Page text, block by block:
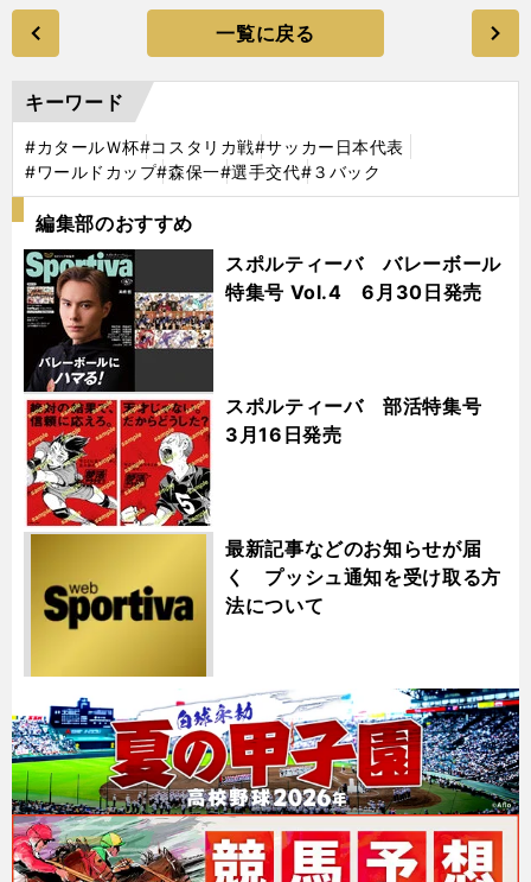
一覧に戻る
キーワード
#カタールＷ杯#コスタリカ戦#サッカー日本代表
#ワールドカップ#森保一#選手交代#３バック
編集部のおすすめ
スポルティーバ バレーボール
特集号 Vol.4 6月30日発売
スポルティーバ 部活特集号
3月16日発売
最新記事などのお知らせが届
く プッシュ通知を受け取る方
法について